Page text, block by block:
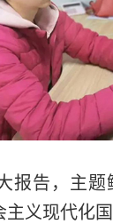
报告，主题
主义现代化